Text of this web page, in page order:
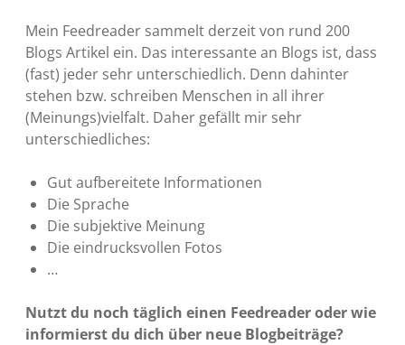
Mein Feedreader sammelt derzeit von rund 200
Blogs Artikel ein. Das interessante an Blogs ist, dass
(fast) jeder sehr unterschiedlich. Denn dahinter
stehen bzw. schreiben Menschen in all ihrer
(Meinungs)vielfalt. Daher gefällt mir sehr
unterschiedliches:
Gut aufbereitete Informationen
Die Sprache
Die subjektive Meinung
Die eindrucksvollen Fotos
…
Nutzt du noch täglich einen Feedreader oder wie
informierst du dich über neue Blogbeiträge?